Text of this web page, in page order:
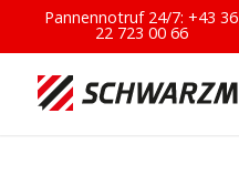
Pannennotruf 24/7:+43 36
22 723 00 66